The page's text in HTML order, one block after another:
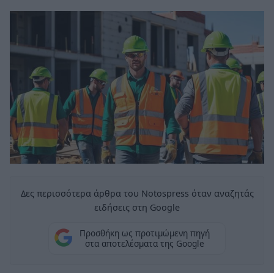
Δες περισσότερα άρθρα του Notospress όταν αναζητάς
ειδήσεις στη Google
Προσθήκη ως προτιμώμενη πηγή
στα αποτελέσματα της Google